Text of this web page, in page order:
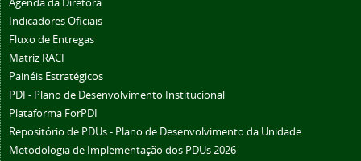
Agenda da Diretora
Indicadores Oficiais
Fluxo de Entregas
Matriz RACI
Painéis Estratégicos
PDI - Plano de Desenvolvimento Institucional
Plataforma ForPDI
Repositório de PDUs - Plano de Desenvolvimento da Unidade
Metodologia de Implementação dos PDUs 2026